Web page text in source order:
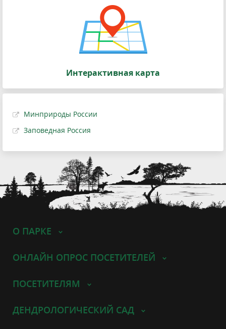
Интерактивная карта
Минприроды России
Заповедная Россия
О ПАРКЕ
ОНЛАЙН ОПРОС ПОСЕТИТЕЛЕЙ
ПОСЕТИТЕЛЯМ
ДЕНДРОЛОГИЧЕСКИЙ САД